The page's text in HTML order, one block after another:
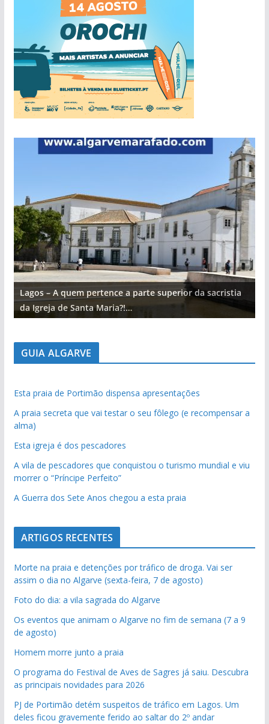
Lagos – A quem pertence a parte superior da sacristia
da Igreja de Santa Maria?!…
GUIA ALGARVE
Esta praia de Portimão dispensa apresentações
A praia secreta que vai testar o seu fôlego (e recompensar a
alma)
Esta igreja é dos pescadores
A vila de pescadores que conquistou o turismo mundial e viu
morrer o “Príncipe Perfeito”
A Guerra dos Sete Anos chegou a esta praia
ARTIGOS RECENTES
Morte na praia e detenções por tráfico de droga. Vai ser
assim o dia no Algarve (sexta-feira, 7 de agosto)
Foto do dia: a vila sagrada do Algarve
Os eventos que animam o Algarve no fim de semana (7 a 9
de agosto)
Homem morre junto a praia
O programa do Festival de Aves de Sagres já saiu. Descubra
as principais novidades para 2026
PJ de Portimão detém suspeitos de tráfico em Lagos. Um
deles ficou gravemente ferido ao saltar do 2º andar